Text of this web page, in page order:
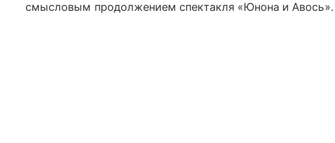
смысловым продолжением спектакля «Юнона и Авось».